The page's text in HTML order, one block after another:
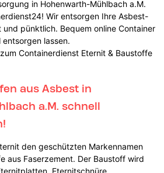
in Hohenwarth-Mühlbach a.M.
Wir entsorgen Ihre Asbest-
pünktlich. Bequem online Container
lassen.
Containerdienst Eternit & Baustoffe
aus Asbest in
a.M. schnell
den geschützten Markennamen
aus Faserzement. Der Baustoff wird
Eternitschnüre,